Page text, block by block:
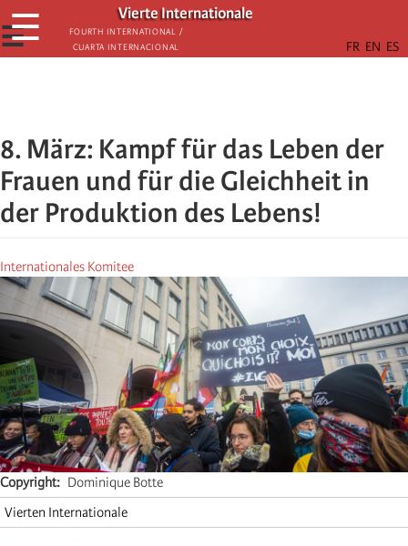
Skip
to
main
Vierte Internationale
Fourth International /
Cuarta Internacional
☰
☰
8. März: Kampf für das Leben der
Frauen und für die Gleichheit in
der Produktion des Lebens!
Internationales Komitee
Copyright
Dominique Botte
Vierten Internationale